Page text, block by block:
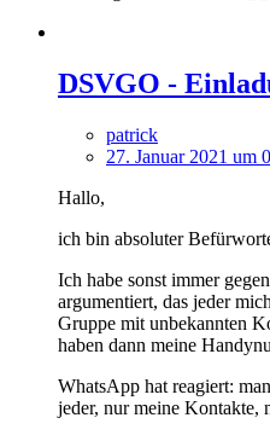
DSVGO -
patrick
27. Januar 2021 um
Hallo,
ich bin absoluter
Ich habe sonst immer
argumentiert, das jeder
Gruppe mit unbekannten
haben dann meine
WhatsApp hat reagiert:
jeder, nur meine Kontakte,